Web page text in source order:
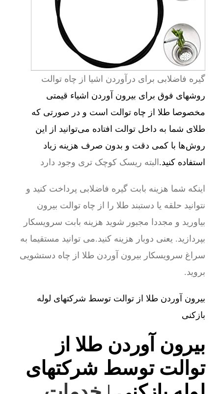
گیره فاضلابی برای درآوردن اشیا از چاه توالت
روشهای فوق برای بیرون آوردن اشیاء قیمتی
مخصوصا طلا از چاه توالت است و در صورتی که
طلای شما به داخل توالت افتاده می‌توانید از این
روش‌ها با کمی دقت و بدون صرف هزینه زیاد
استفاده کنید.البته ریسک کوچک تری وجود دارد
اینکه شما هزینه بابت گیره فاضلابی پرداخت کنید و
نتوانید حلقه یا دستبند طلا را از چاه توالت بیرون
بیاورید و مجددا مجبور شوید هزینه بابت سرویسکار
بپردازید. یعنی دوبار هزینه کنید.می توانید مستقیما به
سراغ سرویسکار بیرون آوردن طلا از چاه دستشویی
بروید.
بیرون آوردن طلا از توالت توسط شرکتهای لوله
بازکنی
بیرون آوردن طلا از
توالت توسط شرکتهای